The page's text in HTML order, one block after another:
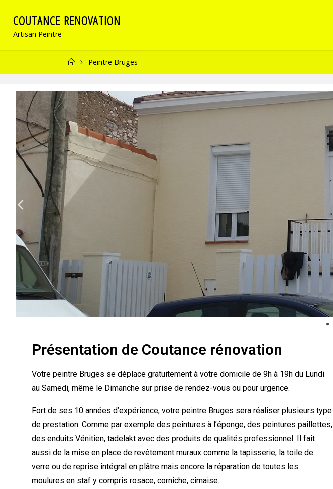
COUTANCE RENOVATION
Artisan Peintre
Peintre Bruges
Présentation de Coutance rénovation
Votre peintre Bruges se déplace gratuitement à votre domicile de 9h à 19h du Lundi
au Samedi, même le Dimanche sur prise de rendez-vous ou pour urgence.
Fort de ses 10 années d’expérience, votre peintre Bruges sera réaliser plusieurs type
de prestation. Comme par exemple des peintures à l’éponge, des peintures paillettes,
des enduits Vénitien, tadelakt avec des produits de qualités professionnel. Il fait
aussi de la mise en place de revêtement muraux comme la tapisserie, la toile de
verre ou de reprise intégral en plâtre mais encore la réparation de toutes les
moulures en staf y compris rosace, corniche, cimaise.